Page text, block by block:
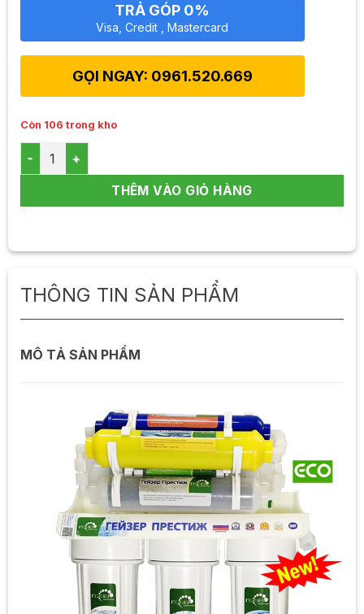
TRẢ GÓP 0%
Visa, Credit , Mastercard
GỌI NGAY: 0961.520.669
Còn 106 trong kho
Máy lọc nước Nano Geyser ECO-5 số lượng
THÊM VÀO GIỎ HÀNG
THÔNG TIN SẢN PHẨM
MÔ TẢ SẢN PHẨM